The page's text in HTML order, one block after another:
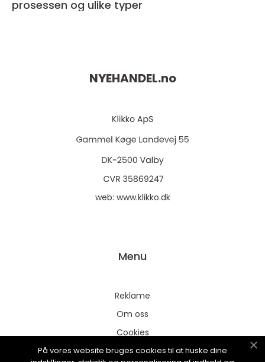
prosessen og ulike typer
NYEHANDEL.no
web: www.klikko.dk
Menu
Reklame
Om oss
Cookies
Kontakt Oss
På vores website bruges cookies til at huske dine